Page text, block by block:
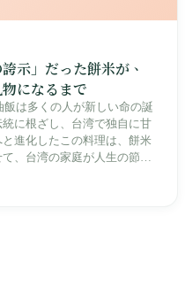
示」だった餅米が、
になるまで
は多くの人が新しい命の誕
に根ざし、台湾で独自に甘
進化したこの料理は、餅米
、台湾の家庭が人生の節目